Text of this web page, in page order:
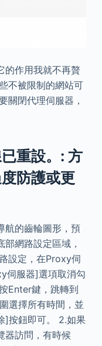
的作用我就不再贅
不被限制的網站可
關閉代理伺服器，
重設。: 方
防護或更
航的齒輪圖形，預
網路設定區域，
設定，在Proxy伺
伺服器]選項取消勾
Enter鍵，跳轉到
選擇所有時間，並
]按鈕即可。 2.如果
器訪問，有時候